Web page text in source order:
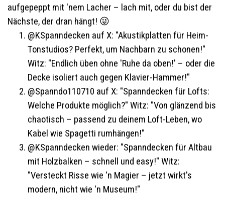
aufgepeppt mit 'nem Lacher – lach mit, oder du bist der
Nächste, der dran hängt! 😜
@KSpanndecken auf X: "Akustikplatten für Heim-
Tonstudios? Perfekt, um Nachbarn zu schonen!"
Witz: "Endlich üben ohne 'Ruhe da oben!' – oder die
Decke isoliert auch gegen Klavier-Hammer!"
@Spanndo110710 auf X: "Spanndecken für Lofts:
Welche Produkte möglich?" Witz: "Von glänzend bis
chaotisch – passend zu deinem Loft-Leben, wo
Kabel wie Spagetti rumhängen!"
@KSpanndecken wieder: "Spanndecken für Altbau
mit Holzbalken – schnell und easy!" Witz:
"Versteckt Risse wie 'n Magier – jetzt wirkt's
modern, nicht wie 'n Museum!"